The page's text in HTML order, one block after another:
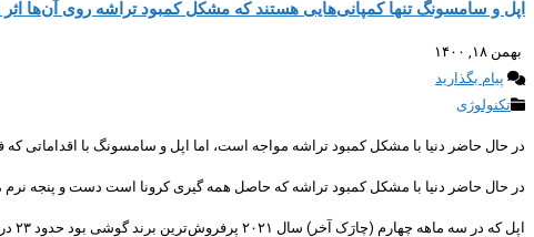
اپل و سامسونگ تنها کمپانی‌هایی هستند که مشکل کمبود تراشه روی آن‌ها اثر
بهمن ۱۸, ۱۴۰۰
پیام بگذارید
تکنولوژی
در حال حاضر دنیا با مشکل کمبود تراشه مواجه است، اما اپل و سامسونگ با اقداماتی که
در حال حاضر دنیا با مشکل کمبود تراشه که حاصل همه گیری کرونا است دست و پنجه